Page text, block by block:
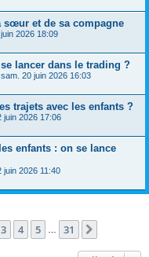
sœur et de sa compagne
2026 18:09
lancer dans le trading ?
sam. 20 juin 2026 16:03
trajets avec les enfants ?
juin 2026 17:06
enfants : on se lance
juin 2026 11:40
31
3 4 5 31